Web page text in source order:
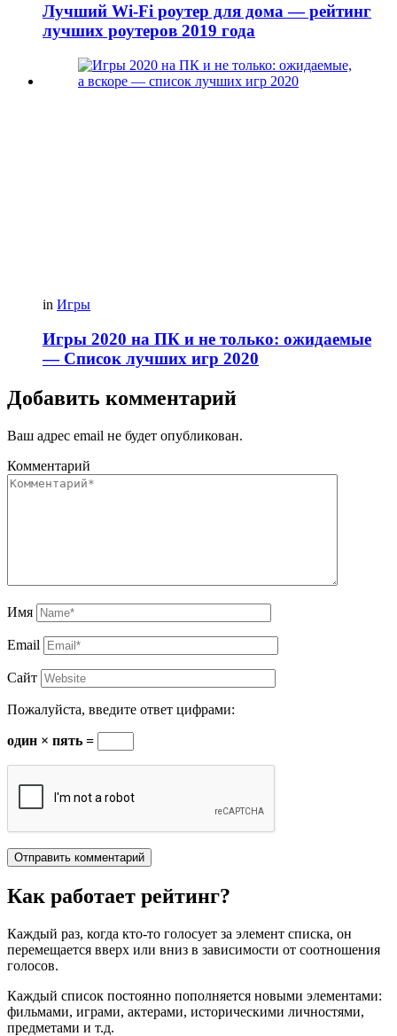
Лучший Wi-Fi роутер для дома — рейтинг
лучших роутеров 2019 года
in Игры
Игры 2020 на ПК и не только: ожидаемые
— Список лучших игр 2020
Добавить комментарий
Ваш адрес email не будет опубликован.
Комментарий
Имя
Email
Сайт
Пожалуйста, введите ответ цифрами:
один × пять =
Как работает рейтинг?
Каждый раз, когда кто-то голосует за элемент списка, он
перемещается вверх или вниз в зависимости от соотношения
голосов.
Каждый список постоянно пополняется новыми элементами:
фильмами, играми, актерами, историческими личностями,
предметами и т.д.